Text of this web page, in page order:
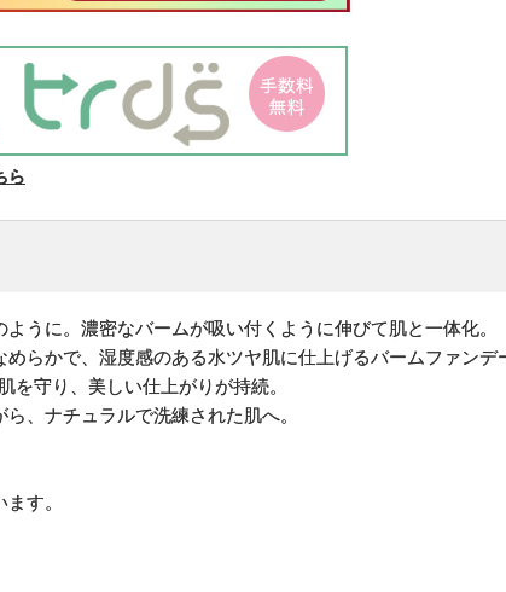
ら
うに。濃密なバームが吸い付くように伸びて肌と一体化。
らかで、湿度感のある水ツヤ肌に仕上げるバームファンデ
を守り、美しい仕上がりが持続。
、ナチュラルで洗練された肌へ。
す。